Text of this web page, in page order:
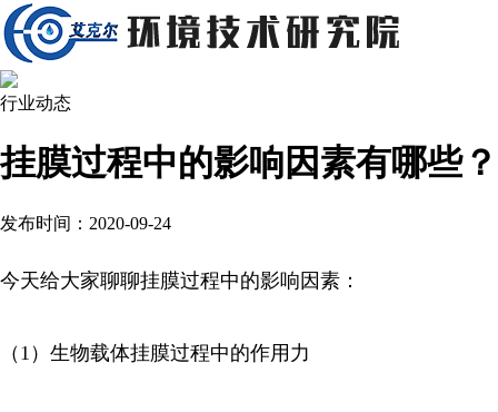
行业动态
挂膜过程中的影响因素有哪些？
发布时间：2020-09-24
今天给大家聊聊挂膜过程中的影响因素：
（1）生物载体挂膜过程中的作用力